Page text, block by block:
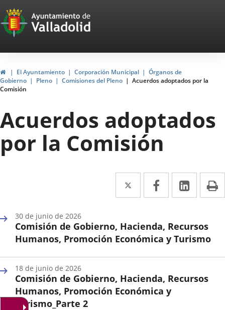
Portal
Web
del
Ayuntamiento
de
Valladolid
HomeEl Ayuntamiento Corporación Municipal
Órganos de
Gobierno
Pleno Comisiones del Pleno
Acuerdos adoptados por la
Comisión
Acuerdos adoptados
por la Comisión
Twitter
Enlace
a
aplicación
externa.
Facebook
Enlace
a
aplicación
externa.
Enlace
a
Comisión de Gobierno, Hacienda, Recursos
Humanos, Promoción Económica y Turismo
la
Sesión
30 de junio de 2026
Comisión de Gobierno, Hacienda, Recursos
Humanos, Promoción Económica y
Turismo_Parte 2
18 de junio de 2026